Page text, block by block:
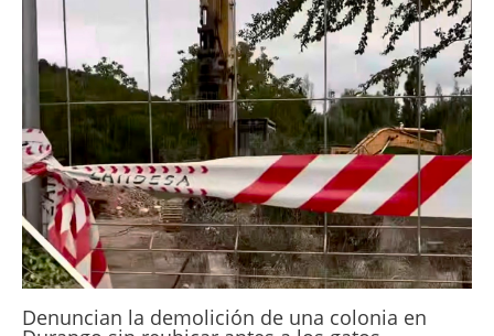
Denuncian la demolición de una colonia en